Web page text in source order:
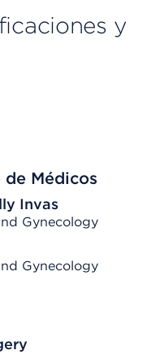
y
Médicos
Invas
Gynecology
Gynecology